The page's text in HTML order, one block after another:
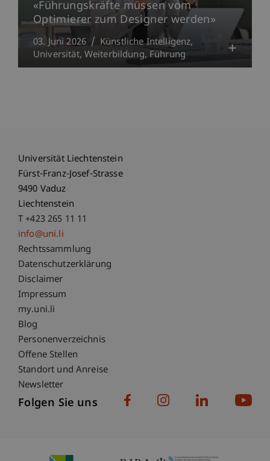
«Führungskräfte müssen vom
Optimierer zum Designer werden»
03. Juni 2026
Künstliche Intelligenz
Universität Weiterbildung Führung
Universität Liechtenstein
Fürst-Franz-Josef-Strasse
9490 Vaduz
Liechtenstein
T +423 265 11 11
info@uni.li
Fußzeile Rechtliche Hinweise
Rechtssammlung
Datenschutzerklärung
Disclaimer
Impressum
Fußzeile Subdomain-Verzeichnis
my.uni.li
Blog
Personenverzeichnis
Offene Stellen
Standort und Anreise
Newsletter
Folgen Sie uns